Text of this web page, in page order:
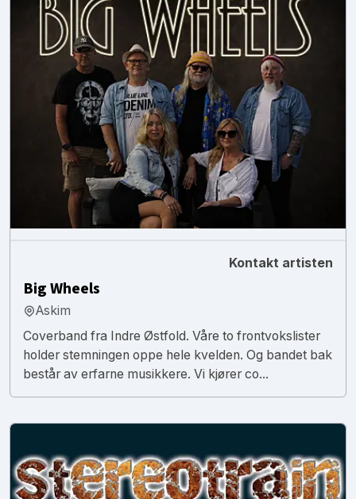
Kontakt artisten
Big Wheels
Askim
Coverband fra Indre Østfold. Våre to frontvokslister
holder stemningen oppe hele kvelden. Og bandet bak
består av erfarne musikkere. Vi kjører co...